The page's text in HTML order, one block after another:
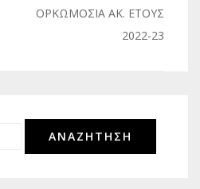
ΟΡΚΩΜΟΣΙΑ ΑΚ. ΕΤΟΥΣ
2022-23